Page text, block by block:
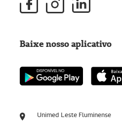
Unimed Leste Fluminense
Baixe nosso aplicativo